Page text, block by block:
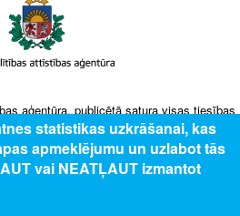
aģentūra, publicētā satura visas tiesības
aizsargātas.statistikas uzkrāšanai, kas
apmeklējumu un uzlabot tās
vai NEATĻAUT izmantot